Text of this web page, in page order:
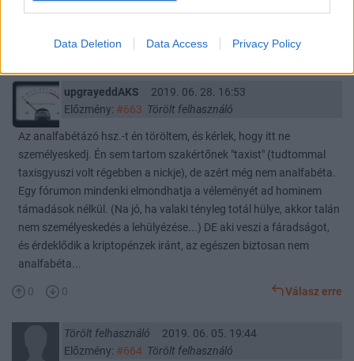
Data Deletion Data Access Privacy Policy
upgrayeddAKS
2019. 06. 28. 16:53
Előzmény: #663 Törölt felhasználó
Az analfabétázó hsz.-t én töröltem, és kérlek, hogy itt ne
személyeskedj. Én sem tartom szakértőnek "taxist" (tudtommal
taxisgyuszi volt régebben a nickje), de azért még nem analfabéta.
Egy fórumon mindenki elmondhatja a véleményét ad hominem
támadások nélkül. (Na jó, ha valaki tényleg totál hülye, akkor talán
nem személyeskedés a lehülyézése...) DE aki veszi a fáradságot,
és érdeklődik a kriptopénzek iránt, az egészen biztosan nem
analfabéta...
0 0 Válasz erre
Törölt felhasználó
2019. 06. 05. 19:44
Előzmény: #664 Törölt felhasználó